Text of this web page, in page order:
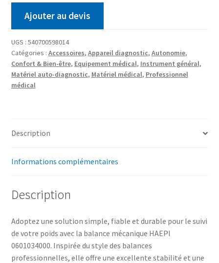
Ajouter au devis
UGS : 540700598014
Catégories : Accessoires, Appareil diagnostic, Autonomie,
Confort & Bien-être, Equipement médical, Instrument général,
Matériel auto-diagnostic, Matériel médical, Professionnel
médical
Description
Informations complémentaires
Description
Adoptez une solution simple, fiable et durable pour le suivi
de votre poids avec la balance mécanique HAEPI
0601034000. Inspirée du style des balances
professionnelles, elle offre une excellente stabilité et une